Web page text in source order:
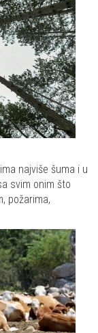
najviše šuma i u
svim onim što
požarima,